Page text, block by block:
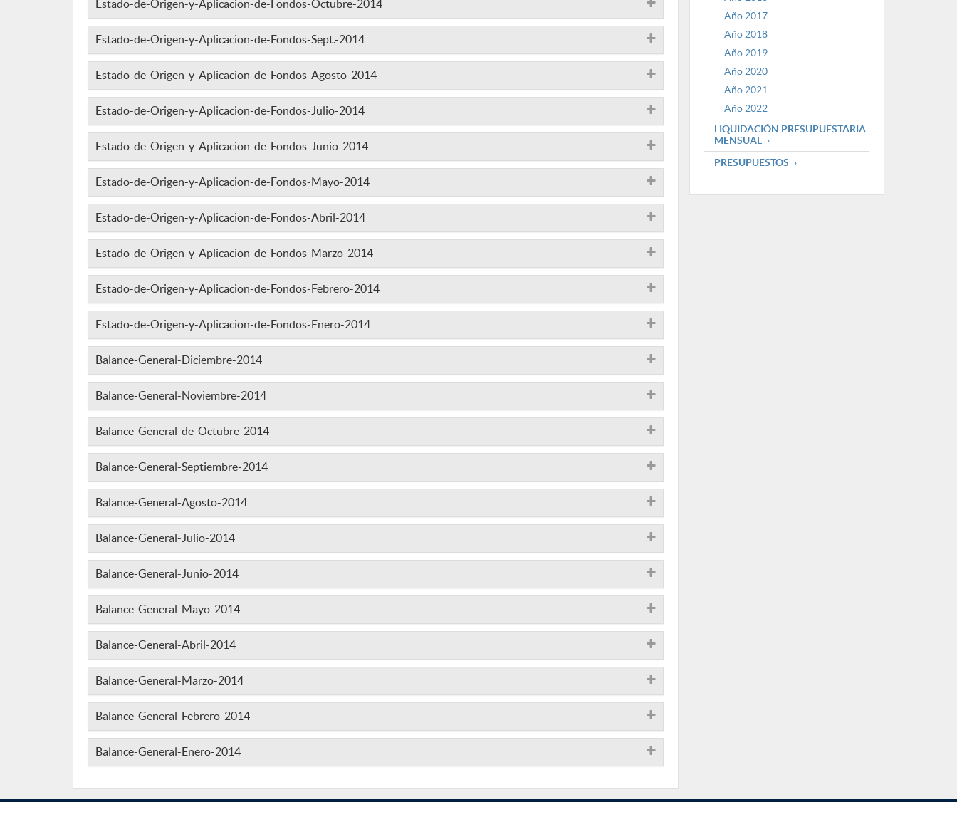
Estado-de-Origen-y-Aplicacion-de-Fondos-Octubre-2014
Estado-de-Origen-y-Aplicacion-de-Fondos-Sept.-2014
Estado-de-Origen-y-Aplicacion-de-Fondos-Agosto-2014
Estado-de-Origen-y-Aplicacion-de-Fondos-Julio-2014
Estado-de-Origen-y-Aplicacion-de-Fondos-Junio-2014
Estado-de-Origen-y-Aplicacion-de-Fondos-Mayo-2014
Estado-de-Origen-y-Aplicacion-de-Fondos-Abril-2014
Estado-de-Origen-y-Aplicacion-de-Fondos-Marzo-2014
Estado-de-Origen-y-Aplicacion-de-Fondos-Febrero-2014
Estado-de-Origen-y-Aplicacion-de-Fondos-Enero-2014
Balance-General-Diciembre-2014
Balance-General-Noviembre-2014
Balance-General-de-Octubre-2014
Balance-General-Septiembre-2014
Balance-General-Agosto-2014
Balance-General-Julio-2014
Balance-General-Junio-2014
Balance-General-Mayo-2014
Balance-General-Abril-2014
Balance-General-Marzo-2014
Balance-General-Febrero-2014
Balance-General-Enero-2014
Año 2017
Año 2018
Año 2019
Año 2020
Año 2021
Año 2022
LIQUIDACIÓN PRESUPUESTARIA
MENSUAL
PRESUPUESTOS